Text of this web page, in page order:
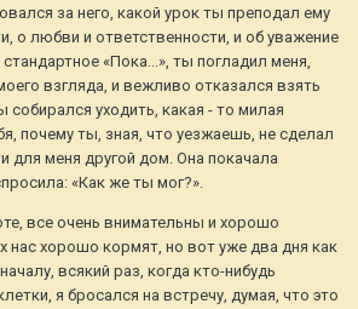
за него, какой урок ты преподал ему
о любви и ответственности, и об уважение
«Пока...», ты погладил меня,
взгляда, и вежливо отказался взять
уходить, какая - то милая
почему ты, зная, что уезжаешь, не сделал
для меня другой дом. Она покачала
«Как же ты мог?».
все очень внимательны и хорошо
нас хорошо кормят, но вот уже два дня как
всякий раз, когда кто-нибудь
я бросался на встречу, думая, что это